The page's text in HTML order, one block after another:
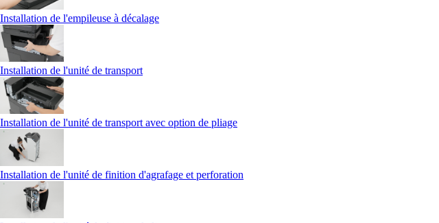
Installation de l'empileuse à décalage
Installation de l'unité de transport
Installation de l'unité de transport avec option de pliage
Installation de l'unité de finition d'agrafage et perforation